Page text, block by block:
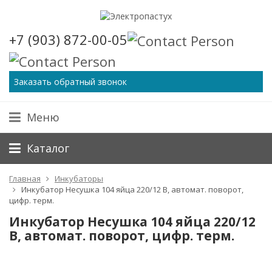
+7 (903) 872-00-05
Заказать обратный звонок
Меню
Каталог
Главная
Инкубаторы
Инкубатор Несушка 104 яйца 220/12 В, автомат. поворот,
цифр. терм.
Инкубатор Несушка 104 яйца 220/12
В, автомат. поворот, цифр. терм.